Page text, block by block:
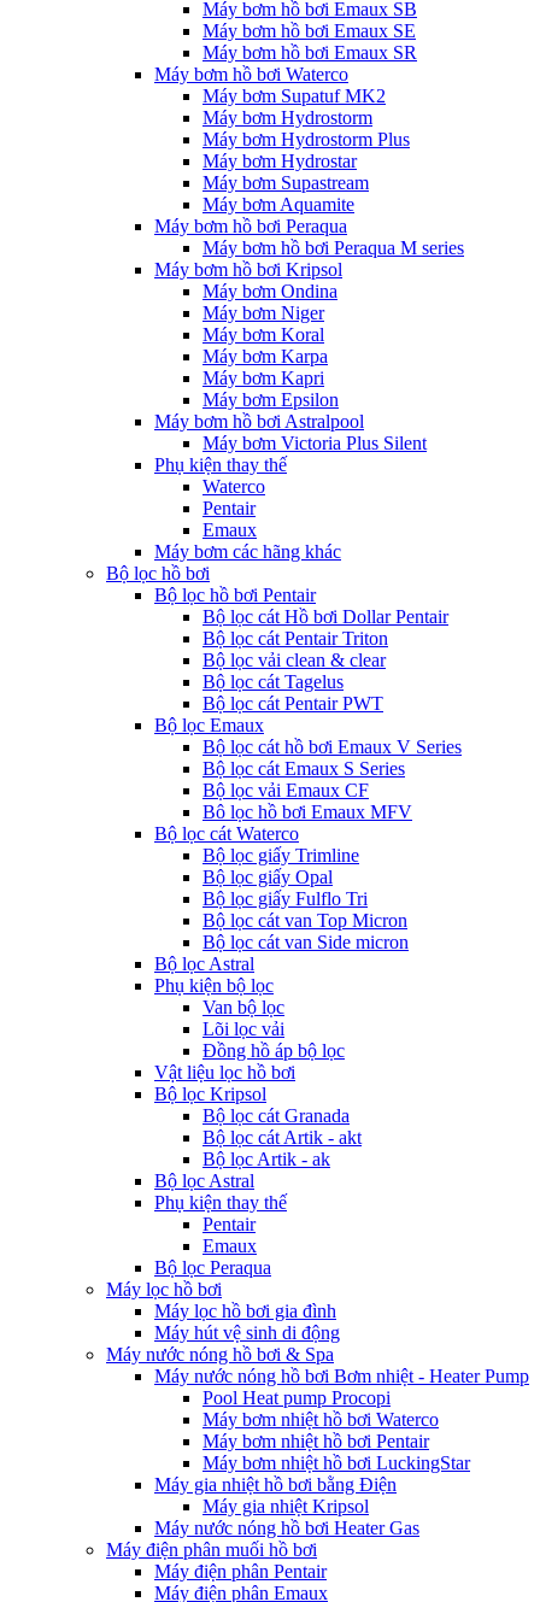
Máy bơm hồ bơi Emaux SB
Máy bơm hồ bơi Emaux SE
Máy bơm hồ bơi Emaux SR
Máy bơm hồ bơi Waterco
Máy bơm Supatuf MK2
Máy bơm Hydrostorm
Máy bơm Hydrostorm Plus
Máy bơm Hydrostar
Máy bơm Supastream
Máy bơm Aquamite
Máy bơm hồ bơi Peraqua
Máy bơm hồ bơi Peraqua M series
Máy bơm hồ bơi Kripsol
Máy bơm Ondina
Máy bơm Niger
Máy bơm Koral
Máy bơm Karpa
Máy bơm Kapri
Máy bơm Epsilon
Máy bơm hồ bơi Astralpool
Máy bơm Victoria Plus Silent
Phụ kiện thay thế
Waterco
Pentair
Emaux
Máy bơm các hãng khác
Bộ lọc hồ bơi
Bộ lọc hồ bơi Pentair
Bộ lọc cát Hồ bơi Dollar Pentair
Bộ lọc cát Pentair Triton
Bộ lọc vải clean & clear
Bộ lọc cát Tagelus
Bộ lọc cát Pentair PWT
Bộ lọc Emaux
Bộ lọc cát hồ bơi Emaux V Series
Bộ lọc cát Emaux S Series
Bộ lọc vải Emaux CF
Bô lọc hồ bơi Emaux MFV
Bộ lọc cát Waterco
Bộ lọc giấy Trimline
Bộ lọc giấy Opal
Bộ lọc giấy Fulflo Tri
Bộ lọc cát van Top Micron
Bộ lọc cát van Side micron
Bộ lọc Astral
Phụ kiện bộ lọc
Van bộ lọc
Lõi lọc vải
Đồng hồ áp bộ lọc
Vật liệu lọc hồ bơi
Bộ lọc Kripsol
Bộ lọc cát Granada
Bộ lọc cát Artik - akt
Bộ lọc Artik - ak
Bộ lọc Astral
Phụ kiện thay thế
Pentair
Emaux
Bộ lọc Peraqua
Máy lọc hồ bơi
Máy lọc hồ bơi gia đình
Máy hút vệ sinh di động
Máy nước nóng hồ bơi & Spa
Máy nước nóng hồ bơi Bơm nhiệt - Heater Pump
Pool Heat pump Procopi
Máy bơm nhiệt hồ bơi Waterco
Máy bơm nhiệt hồ bơi Pentair
Máy bơm nhiệt hồ bơi LuckingStar
Máy gia nhiệt hồ bơi bằng Điện
Máy gia nhiệt Kripsol
Máy nước nóng hồ bơi Heater Gas
Máy điện phân muối hồ bơi
Máy điện phân Pentair
Máy điện phân Emaux